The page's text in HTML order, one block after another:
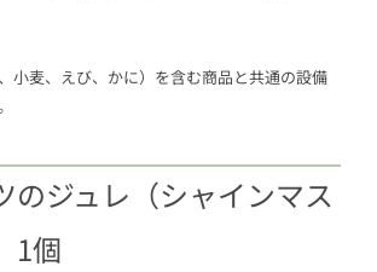
小麦、えび、かに）を含む商品と共通の設備
のジュレ（シャインマス
1個